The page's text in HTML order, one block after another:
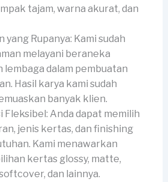
tajam, warna akurat, dan
yang Rupanya: Kami sudah
melayani beraneka
lembaga dalam pembuatan
Hasil karya kami sudah
banyak klien.
Fleksibel: Anda dapat memilih
jenis kertas, dan finishing
Kami menawarkan
kertas glossy, matte,
dan lainnya.